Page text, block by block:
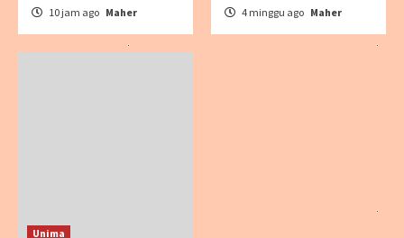
10 jam ago Maher 4 minggu ago Maher
Unima